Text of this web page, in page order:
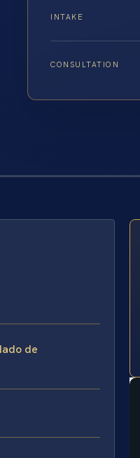
INTAKE
CONSULTATION
de